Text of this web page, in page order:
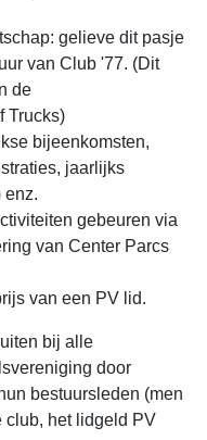
gelieve dit pasje
van Club '77. (Dit
de
Trucks)
bijeenkomsten,
jaarlijks
enz.
gebeuren via
van Center Parcs
van een PV lid.
bij alle
door
bestuursleden (men
club, het lidgeld PV